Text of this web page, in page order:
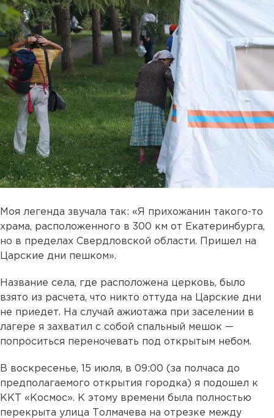
Моя легенда звучала так: «Я прихожанин такого-то
храма, расположенного в 300 км от Екатеринбурга,
но в пределах Свердловской области. Пришел на
Царские дни пешком».
Название села, где расположена церковь, было
взято из расчета, что никто оттуда на Царские дни
не приедет. На случай ажиотажа при заселении в
лагере я захватил с собой спальный мешок —
попроситься переночевать под открытым небом.
В воскресенье, 15 июля, в 09:00 (за полчаса до
предполагаемого открытия городка) я подошел к
ККТ «Космос». К этому времени была полностью
перекрыта улица Толмачева на отрезке между